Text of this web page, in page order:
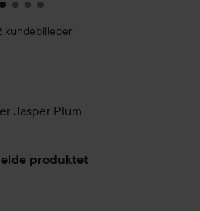
kundebilleder
Jasper Plum
produktet